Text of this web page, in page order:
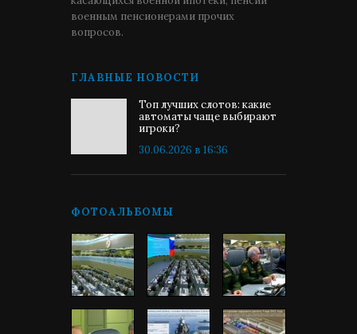
военным пенсионерами прочих
вопросов.
ГЛАВНЫЕ НОВОСТИ
Топ лучших слотов: какие
автоматы чаще выбирают
игроки?
30.06.2026 в 16:36
ФОТОАЛЬБОМЫ